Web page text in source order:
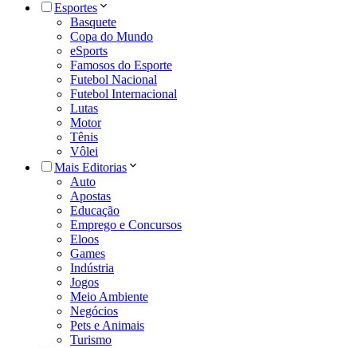
Esportes
Basquete
Copa do Mundo
eSports
Famosos do Esporte
Futebol Nacional
Futebol Internacional
Lutas
Motor
Tênis
Vôlei
Mais Editorias
Auto
Apostas
Educação
Emprego e Concursos
Eloos
Games
Indústria
Jogos
Meio Ambiente
Negócios
Pets e Animais
Turismo